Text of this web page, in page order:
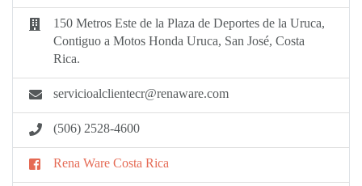
150 Metros Este de la Plaza de Deportes de la Uruca,
Contiguo a Motos Honda Uruca, San José, Costa
Rica.
servicioalclientecr@renaware.com
(506) 2528-4600
Rena Ware Costa Rica